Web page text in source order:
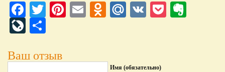
Facebook
TwitterPinterest
EmailOdnoklassniki
Mail.Ru
VK Pocket
LiveJournal
Ваш отзыв
Имя (обязательно)